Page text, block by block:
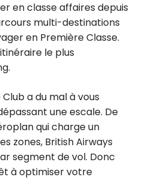
en classe affaires depuis
multi-destinations
en Première Classe.
le plus
a du mal à vous
une escale. De
qui charge un
zones, British Airways
segment de vol. Donc
à optimiser votre